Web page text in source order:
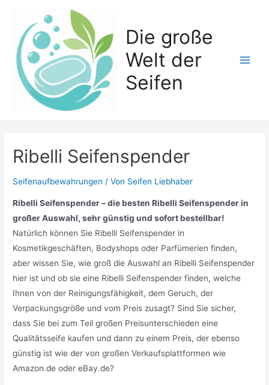
springen
Die große
Welt der
Seifen
Ribelli Seifenspender
Seifenaufbewahrungen / Von Seifen Liebhaber
Ribelli Seifenspender – die besten Ribelli Seifenspender in
großer Auswahl, sehr günstig und sofort bestellbar!
Natürlich können Sie Ribelli Seifenspender in
Kosmetikgeschäften, Bodyshops oder Parfümerien finden,
aber wissen Sie, wie groß die Auswahl an Ribelli Seifenspender
hier ist und ob sie eine Ribelli Seifenspender finden, welche
Ihnen von der Reinigungsfähigkeit, dem Geruch, der
Verpackungsgröße und vom Preis zusagt? Sind Sie sicher,
dass Sie bei zum Teil großen Preisunterschieden eine
Qualitätsseife kaufen und dann zu einem Preis, der ebenso
günstig ist wie der von großen Verkaufsplattformen wie
Amazon.de oder eBay.de?